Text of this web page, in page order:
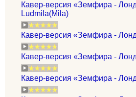
Кавер-версия «Земфира -
Ludmila(Mila)
Кавер-версия «Земфира -
Кавер-версия «Земфира -
Кавер-версия «Земфира -